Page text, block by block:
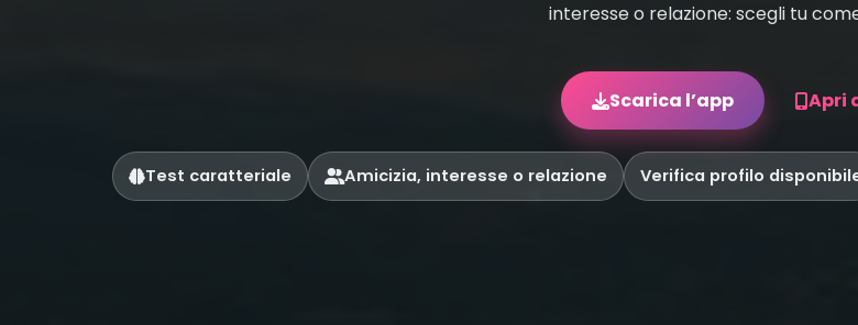
interesse o relazione: scegli tu
Scarica l’app Apri
Test caratteriale Amicizia, interesse o relazione Verifica profilo